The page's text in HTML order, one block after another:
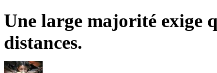
Une large majorité exige
distances.